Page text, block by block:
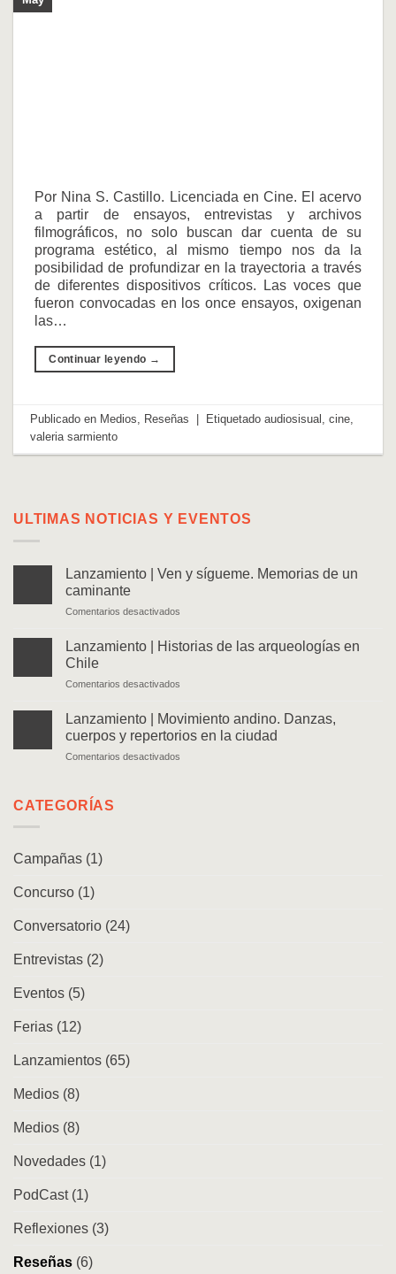
ULTIMAS NOTICIAS Y EVENTOS
Lanzamiento | Ven y sígueme. Memorias de un
caminante
Comentarios desactivados
|
de
un
Lanzamiento | Historias de las arqueologías en
Chile
Comentarios desactivados
Historias
de
Lanzamiento | Movimiento andino. Danzas,
cuerpos y repertorios en la ciudad
Comentarios desactivados
CATEGORÍAS
Campañas (1)
Concurso (1)
Conversatorio (24)
Entrevistas (2)
Eventos (5)
Ferias (12)
Lanzamientos (65)
Medios (8)
Medios (8)
Novedades (1)
PodCast(1)
Reflexiones (3)
Reseñas (6)
Por Nina S. Castillo. Licenciada en Cine. El acervo
a partir de ensayos, entrevistas y archivos
filmográficos, no solo buscan dar cuenta de su
programa estético, al mismo tiempo nos da la
posibilidad de profundizar en la trayectoria a través
de diferentes dispositivos críticos. Las voces que
fueron convocadas en los once ensayos, oxigenan
las…
Continuar leyendo →
Publicado en Medios, Reseñas Etiquetadoaudiosisual ,cine,
valeria sarmiento